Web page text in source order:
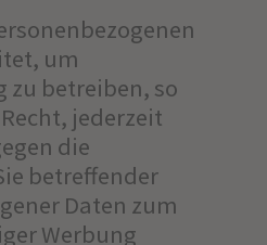
um
zu betreiben, so
jederzeit
die
betreffender
Daten zum
Werbung